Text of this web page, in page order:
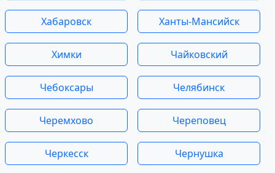
Хабаровск Ханты-Мансийск
Химки Чайковский
Чебоксары Челябинск
Черемхово Череповец
Черкесск Чернушка